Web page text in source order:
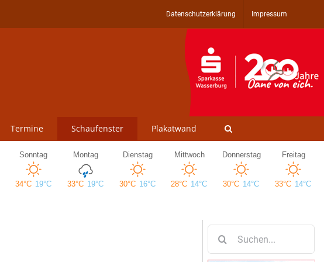
Datenschutzerklärung Impressum
Termine Schaufenster Plakatwand
nach: